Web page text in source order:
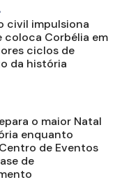
civil impulsiona
coloca Corbélia em
ciclos de
da história
o maior Natal
enquanto
de Eventos
de